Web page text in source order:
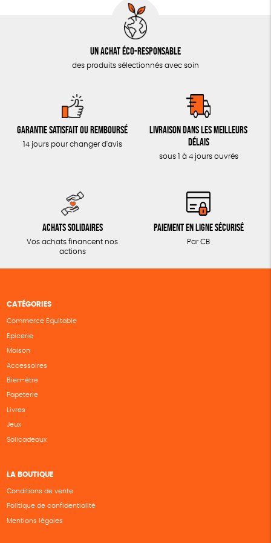
Un achat éco-responsable
des produits sélectionnés avec soin
Garantie satisfait ou remboursé
14 jours pour changer d'avis
Livraison dans les meilleurs
délais
sous 1 à 4 jours ouvrés
Achats solidaires
Vos achats financent nos
actions
Paiement en ligne sécurisé
Par CB
CATÉGORIES
Commerce Equitable
Epicerie
Maison
Accessoires
Bien-être
Papeterie
Livres
Jeux
Solicadeaux
LA BOUTIQUE
Conditions de vente
Politique de confidentialité
Mentions légales